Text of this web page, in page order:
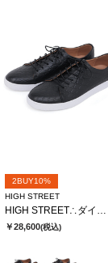
2BUY10%
HIGH STREET
HIGH STREET∴ダイヤキルト型押しドレススニーカー
￥28,600(税込)